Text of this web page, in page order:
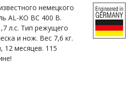
немецкого
AL-KO BC 400 В.
л.с. Тип режущего
и нож. Вес 7,6 кг.
12 месяцев. 115